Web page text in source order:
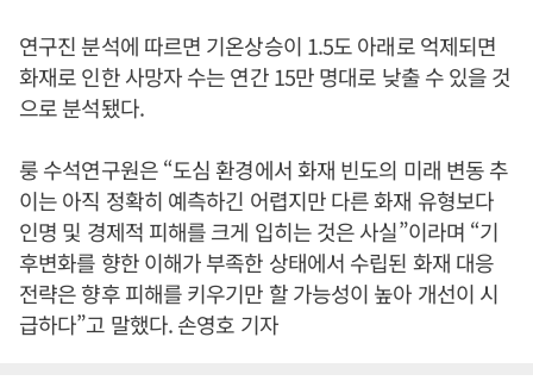
연구진 분석에 따르면 기온상승이 1.5도 아래로 억제되면
화재로 인한 사망자 수는 연간 15만 명대로 낮출 수 있을 것
으로 분석됐다.
룽 수석연구원은 “도심 환경에서 화재 빈도의 미래 변동 추
이는 아직 정확히 예측하긴 어렵지만 다른 화재 유형보다
인명 및 경제적 피해를 크게 입히는 것은 사실”이라며 “기
후변화를 향한 이해가 부족한 상태에서 수립된 화재 대응
전략은 향후 피해를 키우기만 할 가능성이 높아 개선이 시
급하다”고 말했다. 손영호 기자